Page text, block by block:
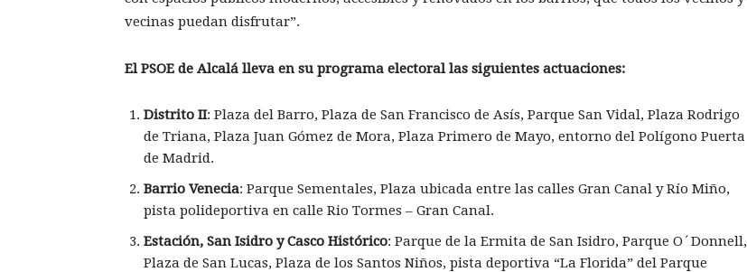
vecinas puedan disfrutar”.
El PSOE de Alcalá lleva en su programa electoral las siguientes actuaciones:
Distrito II: Plaza del Barro, Plaza de San Francisco de Asís, Parque San Vidal, Plaza Rodrigo
de Triana, Plaza Juan Gómez de Mora, Plaza Primero de Mayo, entorno del Polígono Puerta
de Madrid.
Barrio Venecia: Parque Sementales, Plaza ubicada entre las calles Gran Canal y Río Miño,
pista polideportiva en calle Rio Tormes – Gran Canal.
Estación, San Isidro y Casco Histórico: Parque de la Ermita de San Isidro, Parque O´Donnell,
Plaza de San Lucas, Plaza de los Santos Niños, pista deportiva “La Florida” del Parque